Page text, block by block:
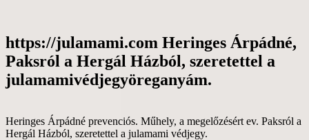
https://julamami.com Heringes Árpádné,
Paksról a Hergál Házból, szeretettel a
julamamivédjegyöreganyám.
Heringes Árpádné prevenciós. Műhely, a megelőzésért ev. Paksról a
Hergál Házból, szeretettel a julamami védjegy.